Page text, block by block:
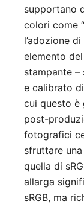
supportano
colori come
l’adozione
elemento
stampante
e calibrato
cui questo è
post-
fotografici
sfruttare
quella di
allarga
sRGB, ma